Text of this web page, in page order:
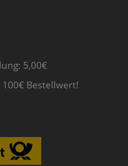
5,00€
Bestellwert!